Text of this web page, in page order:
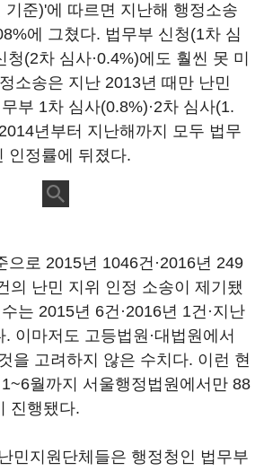
기준)'에 따르면 지난해 행정소송
에 그쳤다. 법무부 신청(1차 심
청(2차 심사·0.4%)에도 훨씬 못 미
소송은 지난 2013년 때만 난민
부 1차 심사(0.8%)·2차 심사(1.
년부터 지난해까지 모두 법무
인정률에 뒤졌다.
으로 2015년 1046건·2016년 249
의 난민 지위 인정 소송이 제기됐
는 2015년 6건·2016년 1건·지난
이마저도 고등법원·대법원에서
을 고려하지 않은 수치다. 이런 현
월까지 서울행정법원에서만 88
진행됐다.
민지원단체들은 행정청인 법무부